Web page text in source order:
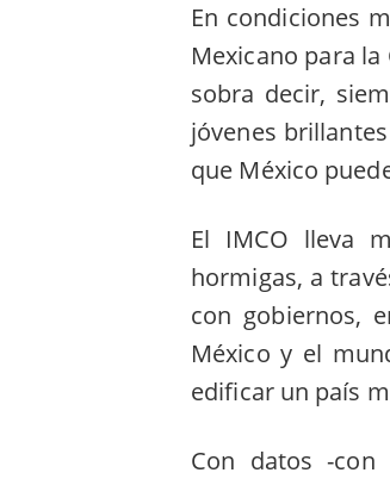
En condiciones
Mexicano para
sobra decir,
jóvenes
que México
El IMCO lleva
hormigas, a
con gobiernos,
México y el
edificar un país
Con datos -